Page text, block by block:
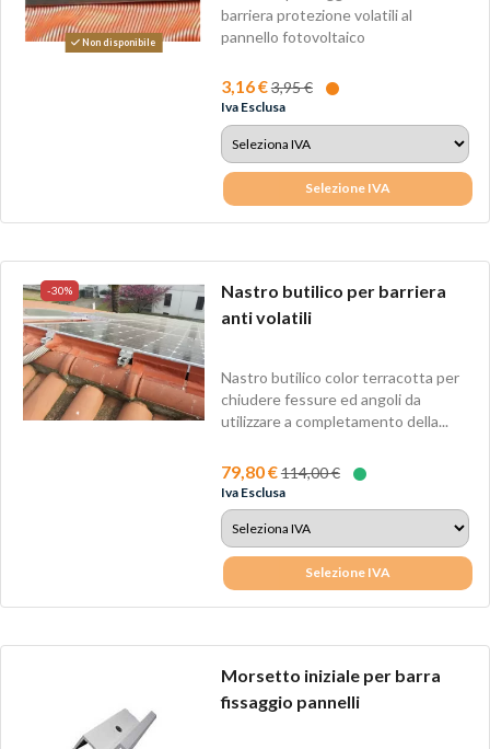
Non disponibile
barriera protezione volatili al
pannello fotovoltaico
3,16 €3,95 €
Iva Esclusa
Selezione IVA
-30%
Nastro butilico per barriera
anti volatili
Nastro butilico color terracotta per
chiudere fessure ed angoli da
utilizzare a completamento della...
79,80 €114,00 €
Iva Esclusa
Selezione IVA
Morsetto iniziale per barra
fissaggio pannelli